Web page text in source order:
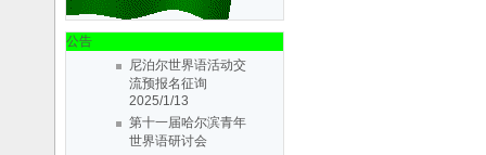
公告
2025/11/28
尼泊尔世界语活动交
流预报名征询
2025/1/13
第十一届哈尔滨青年
世界语研讨会
2019/5/30
丹东世协第十届会大
世界语者国际摄影大